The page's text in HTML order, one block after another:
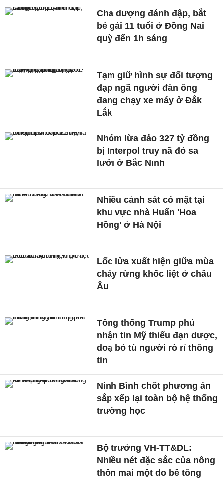
Cha dượng đánh đập, bắt
bé gái 11 tuổi ở Đồng Nai
quỳ đến 1h sáng
Tạm giữ hình sự đối tượng
đạp ngã người đàn ông
đang chạy xe máy ở Đắk
Lắk
Nhóm lừa đảo 327 tỷ đồng
bị Interpol truy nã đỏ sa
lưới ở Bắc Ninh
Nhiều cảnh sát có mặt tại
khu vực nhà Huấn 'Hoa
Hồng' ở Hà Nội
Lốc lửa xuất hiện giữa mùa
cháy rừng khốc liệt ở châu
Âu
Tổng thống Trump phủ
nhận tin Mỹ thiếu đạn dược,
doạ bỏ tù người rò rỉ thông
tin
Ninh Bình chốt phương án
sắp xếp lại toàn bộ hệ thống
trường học
Bộ trưởng VH-TT&DL:
Nhiều nét đặc sắc của nông
thôn mai một do bê tông